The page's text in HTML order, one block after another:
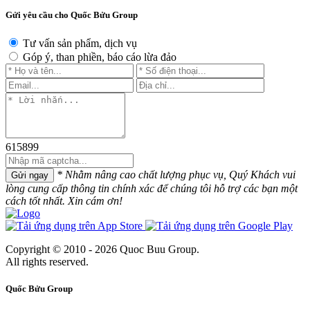
Gửi yêu cầu cho Quốc Bửu Group
Tư vấn sản phẩm, dịch vụ
Góp ý, than phiền, báo cáo lừa đảo
615899
Gửi ngay
* Nhằm nâng cao chất lượng phục vụ, Quý Khách vui
lòng cung cấp thông tin chính xác để chúng tôi hỗ trợ các bạn một
cách tốt nhất. Xin cám ơn!
Copyright © 2010 - 2026 Quoc Buu Group.
All rights reserved.
Quốc Bửu Group